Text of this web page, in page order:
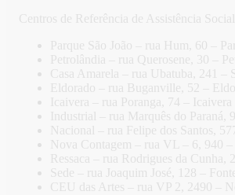
Centros de Referência de Assistência
Parque São João – rua Hum, 60 –
Petrolândia – rua Querosene, 30 –
Casa Amarela – rua Ubatuba, 241 –
Eldorado – rua Buganville, 52 –
Icaivera – rua Poranga, 74 – Icaivera
Industrial – rua Marquês do Paraná,
Nacional – rua Felipe dos Santos,
Nova Contagem – rua VL – 6, 940
Ressaca – rua Rodrigues da Cunha,
Sede – rua Joaquim José, 128 –
CEU das Artes – rua VP 2, 2490 –